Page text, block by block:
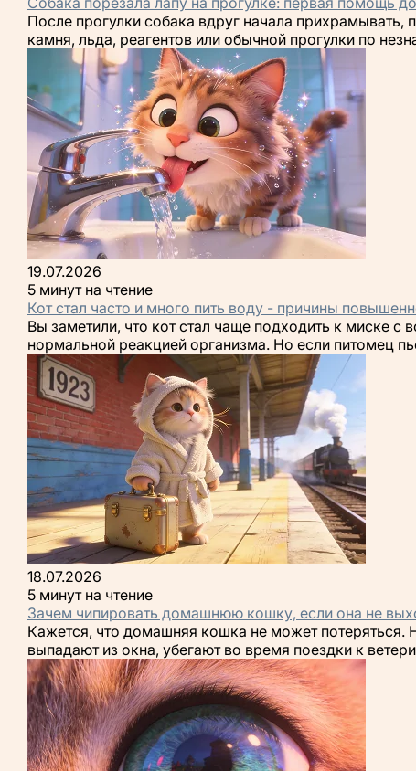
После прогулки собака вдруг начала прихрамывать,
камня, льда, реагентов или обычной прогулки по
19.07.2026
5 минут на чтение
Кот стал часто и много пить воду - причины
Вы заметили, что кот стал чаще подходить к миске с
нормальной реакцией организма. Но если питомец
18.07.2026
5 минут на чтение
Зачем чипировать домашнюю кошку, если она не
Кажется, что домашняя кошка не может потеряться.
выпадают из окна, убегают во время поездки к